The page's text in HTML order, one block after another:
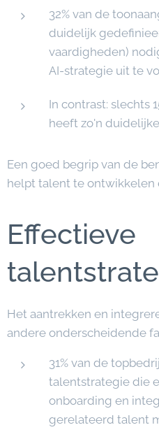
32% van de
duidelijk
vaardigheden)
AI-strategie uit te
In contrast: slechts
heeft zo'n
Een goed begrip van de
helpt talent te ontwikkelen
Effectieve
Het aantrekken en
andere onderscheidende
31% van de
talentstrategie die
onboarding en
gerelateerd talent